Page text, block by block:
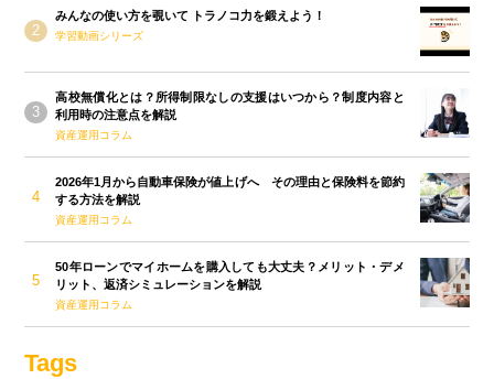
みんなの使い方を覗いて トラノコ力を鍛えよう！
学習動画シリーズ
高校無償化とは？所得制限なしの支援はいつから？制度内容と
利用時の注意点を解説
資産運用コラム
2026年1月から自動車保険が値上げへ その理由と保険料を節約
する方法を解説
資産運用コラム
50年ローンでマイホームを購入しても大丈夫？メリット・デメ
リット、返済シミュレーションを解説
資産運用コラム
Tags